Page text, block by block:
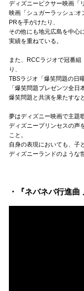
ディズニーピクサー映画「
映画「シュガーラッシュ:
PRを手がけたり、
その他にも地元広島を中心
実績を重ねている。
また、RCCラジオで冠番
り、
TBSラジオ「爆笑問題の日
「爆笑問題プレゼンツ全日
爆笑問題と共演を果たすな
夢はディズニー映画で主題
ディズニープリンセスの声
こと。
自身の表現においても、子
ディズニーランドのような
・『ネバネバ行進